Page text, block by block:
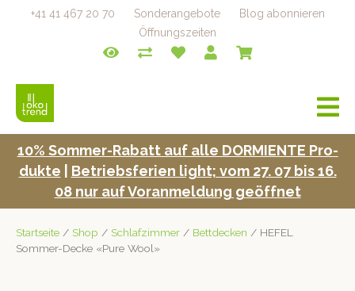
+41 41 467 20 70 Sonderangebote
Blog abonnieren
Öffnungszeiten
a
v
i
10% Som­mer-Rabatt auf alle DORMIENTE Pro­
duk­te
Betrieb­s­fe­rien light; vom 27. 07 bis 16.
08 nur auf Voran­mel­dung geöffnet
Startseite / Shop / Schlafzimmer / Bettdecken / HEFEL
Sommer-Decke «Pure Wool»